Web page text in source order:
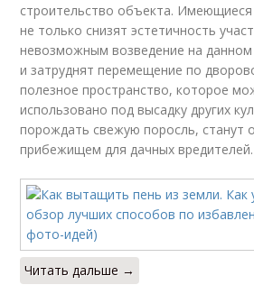
строительство объекта. Имеющиеся
не только снизят эстетичность
невозможным возведение на
и затруднят перемещение по
полезное пространство, которое
использовано под высадку других
порождать свежую поросль, станут
прибежищем для дачных вредителей.
Читать дальше →